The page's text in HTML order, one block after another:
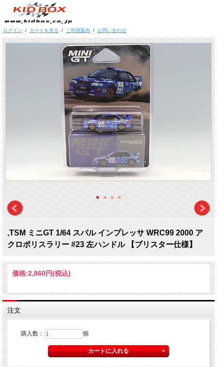
ログイン / カートを見る / ご利用案内 / お問い合わせ
,TSM ミニGT 1/64 スバル インプレッサ WRC99 2000 ア
クロポリスラリー #23 左ハンドル 【ブリスター仕様】
価格:2,860円(税込)
注文
購入数： 個